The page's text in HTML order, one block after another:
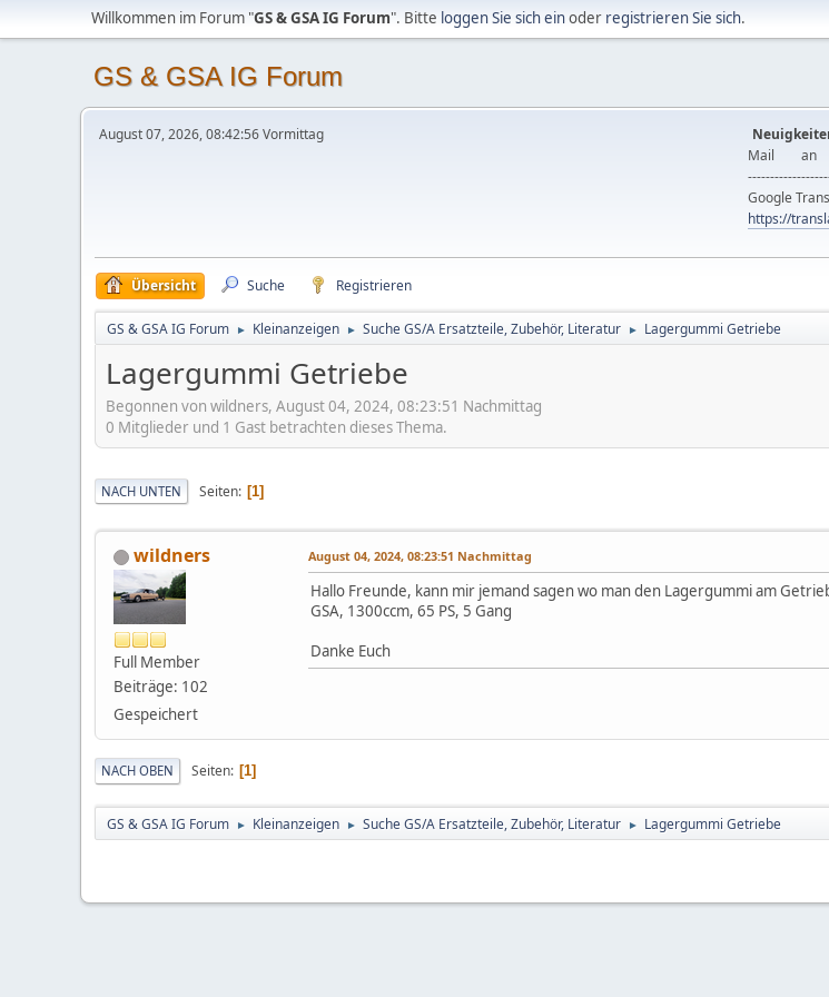
Willkommen im Forum "GS & GSA IG Forum". Bitte loggen Sie sich einoder registrieren Sie sich.
GS & GSA IG Forum
August 07, 2026, 08:42:56 Vormittag
Mail
Google
https://
Übersicht Suche Registrieren
GS & GSA IG Forum ► Kleinanzeigen ► Suche GS/A Ersatzteile, Zubehör, Literatur ► Lagergummi Getriebe
Lagergummi Getriebe
Begonnen von wildners, August 04, 2024, 08:23:51 Nachmittag
0 Mitglieder und 1 Gast betrachten dieses Thema.
NACH UNTEN Seiten 1
wildners
Full Member
Beiträge: 102
Gespeichert
August 04, 2024, 08:23:51 Nachmittag
Hallo Freunde, kann mir jemand sagen wo man den Lagergummi am
GSA, 1300ccm, 65 PS, 5 Gang
Danke Euch
NACH OBEN Seiten 1
GS & GSA IG Forum ► Kleinanzeigen ► Suche GS/A Ersatzteile, Zubehör, Literatur ► Lagergummi Getriebe